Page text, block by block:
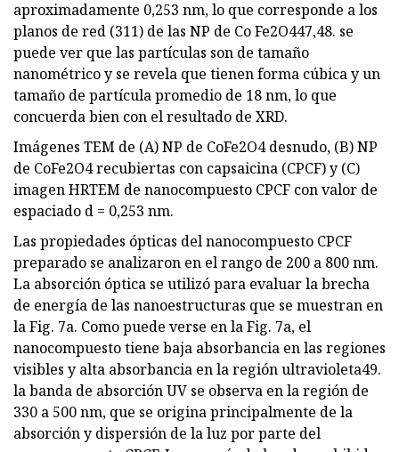
aproximadamente 0,253 nm, lo que corresponde a los
planos de red (311) de las NP de Co Fe2O447,48. se
puede ver que las partículas son de tamaño
nanométrico y se revela que tienen forma cúbica y un
tamaño de partícula promedio de 18 nm, lo que
concuerda bien con el resultado de XRD.
Imágenes TEM de (A) NP de CoFe2O4 desnudo, (B) NP
de CoFe2O4 recubiertas con capsaicina (CPCF) y (C)
imagen HRTEM de nanocompuesto CPCF con valor de
espaciado d = 0,253 nm.
Las propiedades ópticas del nanocompuesto CPCF
preparado se analizaron en el rango de 200 a 800 nm.
La absorción óptica se utilizó para evaluar la brecha
de energía de las nanoestructuras que se muestran en
la Fig. 7a. Como puede verse en la Fig. 7a, el
nanocompuesto tiene baja absorbancia en las regiones
visibles y alta absorbancia en la región ultravioleta49.
la banda de absorción UV se observa en la región de
330 a 500 nm, que se origina principalmente de la
absorción y dispersión de la luz por parte del